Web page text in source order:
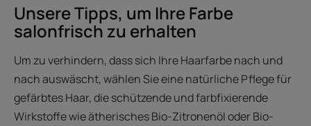
Unsere Tipps, um Ihre Farbe
salonfrisch zu erhalten
Um zu verhindern, dass sich Ihre Haarfarbe nach und
nach auswäscht, wählen Sie eine natürliche Pflege für
gefärbtes Haar, die schützende und farbfixierende
Wirkstoffe wie ätherisches Bio-Zitronenöl oder Bio-